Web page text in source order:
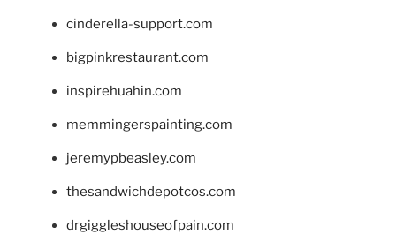
cinderella-support.com
bigpinkrestaurant.com
inspirehuahin.com
memmingerspainting.com
jeremypbeasley.com
thesandwichdepotcos.com
drgiggleshouseofpain.com